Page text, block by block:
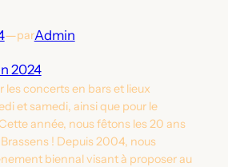
—parAdmin
2024
les concerts en bars et lieux
et samedi, ainsi que pour le
année, nous fêtons les 20 ans
! Depuis 2004, nous
biennal visant à proposer au